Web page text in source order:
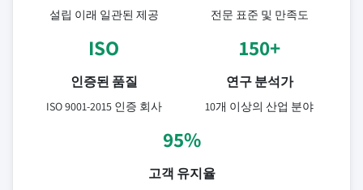
설립 이래 일관된 제공 전문 표준 및 만족도
ISO
인증된 품질
ISO 9001-2015 인증 회사
150+
연구 분석가
10개 이상의 산업 분야
95%
고객 유지율